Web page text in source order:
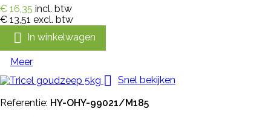
€ 16,35 incl. btw
€ 13,51 excl. btw
 In winkelwagen
Meer
 Snel bekijken
Referentie: HY-OHY-99021/M185